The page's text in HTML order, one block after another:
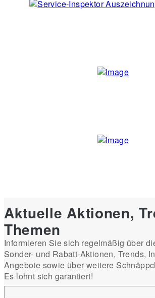
Aktuelle Aktionen,
Themen
Informieren Sie sich regelmäßig über
Sonder- und Rabatt-Aktionen, Trends,
Angebote sowie über weitere
Es lohnt sich garantiert!